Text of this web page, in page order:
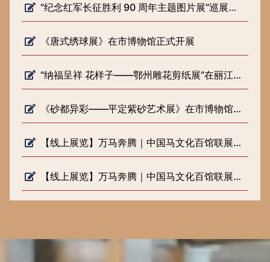
“纪念红军长征胜利 90 周年主题图片展”巡展预告
《唐式绣球展》在市博物馆正式开展
“纳福呈祥 花样子——鄂州雕花剪纸展”在丽江市博物院开展
《砂都异彩——平定紫砂艺术展》在市博物馆正式开展
【线上展览】万马奔腾｜中国马文化百馆联展（六）
【线上展览】万马奔腾｜中国马文化百馆联展（五）